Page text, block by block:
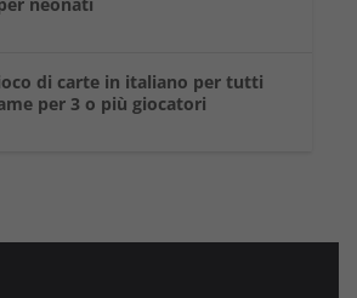
di carte in italiano per tutti
per 3 o più giocatori